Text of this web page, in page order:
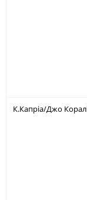
К.Капріа/Джо